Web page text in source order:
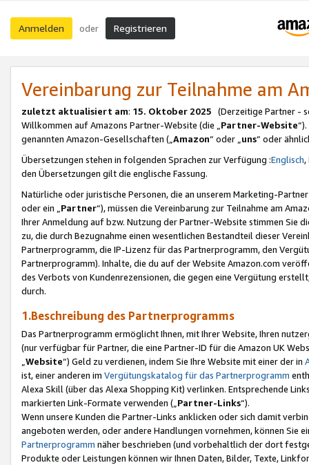
Anmelden oder Registrieren
Vereinbarung zur Teilnahme am
zuletzt aktualisiert am: 15. Oktober 2025 (Derzeitige Partner -
Willkommen auf Amazons Partner-Website (die „Partner-Website
genannten Amazon-Gesellschaften („Amazon“ oder „uns“ oder
Übersetzungen stehen in folgenden Sprachen zur Verfügung :Englisch,
den Übersetzungen gilt die englische Fassung.
Natürliche oder juristische Personen, die an unserem Marketing-
oder ein „Partner“), müssen die Vereinbarung zur Teilnahme am
Ihrer Anmeldung auf bzw. Nutzung der Partner-Website stimmen Sie
zu, die durch Bezugnahme einen wesentlichen Bestandteil dieser
Partnerprogramm, die IP-Lizenz für das Partnerprogramm, den
Partnerprogramm). Inhalte, die du auf der Website Amazon.com
des Verbots von Kundenrezensionen, die gegen eine Vergütung
durch.
1.Beschreibung des Partnerprogramms
Das Partnerprogramm ermöglicht Ihnen, mit Ihrer Website, Ihren
(nur verfügbar für Partner, die eine Partner-ID für die Amazon UK
Website“) Geld zu verdienen, indem Sie Ihre Website mit einer der in
ist, einer anderen im Vergütungskatalog für das Partnerprogramm
Alexa Skill (über das Alexa Shopping Kit) verlinken. Entsprechende
markierten Link-Formate verwenden („ Partner-Links“).
Wenn unsere Kunden die Partner-Links anklicken oder sich damit
angeboten werden, oder andere Handlungen vornehmen, können Sie
Partnerprogramm näher beschrieben (und vorbehaltlich der dort
Produkte oder Leistungen können wir Ihnen Daten, Bilder, Texte,